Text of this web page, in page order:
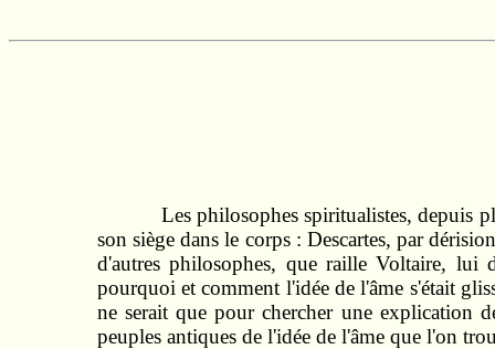
Les philosophes spiritualistes, depuis
son siège dans le corps : Descartes, par
d'autres philosophes, que raille Voltaire, lui
pourquoi et comment l'idée de l'âme s'était
ne serait que pour chercher une explication
peuples antiques de l'idée de l'âme que l'on